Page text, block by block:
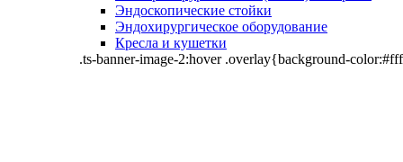
Эндоскопические стойки
Эндохирургическое оборудование
Кресла и кушетки
.ts-banner-image-2:hover .overlay{background-